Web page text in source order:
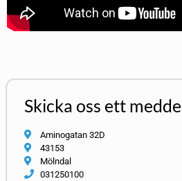
Skicka oss ett
Aminogatan 32D
43153
Mölndal
031250100